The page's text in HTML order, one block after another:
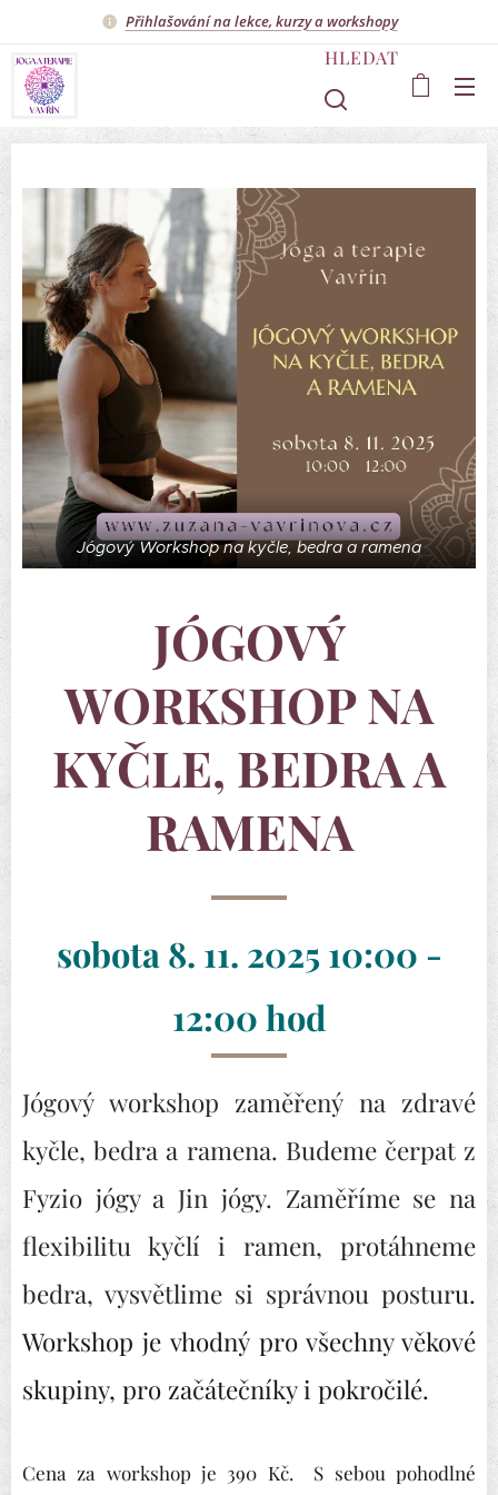
Přihlašování na lekce, kurzy a workshopy
HLEDAT
Jógový Workshop na kyčle, bedra a ramena
JÓGOVÝ
WORKSHOP NA
KYČLE, BEDRA A
RAMENA
sobota 8. 11. 2025 10:00 -
12:00 hod
Jógový workshop zaměřený na zdravé
kyčle, bedra a ramena. Budeme čerpat z
Fyzio jógy a Jin jógy. Zaměříme se na
flexibilitu kyčlí i ramen, protáhneme
bedra, vysvětlime si správnou posturu.
Workshop je vhodný pro všechny věkové
skupiny, pro začátečníky i pokročilé.
Cena za workshop je 390 Kč. S sebou pohodlné